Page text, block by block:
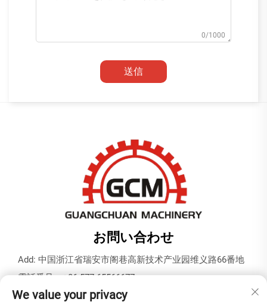
0/1000
送信
お問い合わせ
Add: 中国浙江省瑞安市阁巷高新技术产业园维义路66番地
電話番号：+86-577-65566677
Eメール：[email protected]
We value your privacy